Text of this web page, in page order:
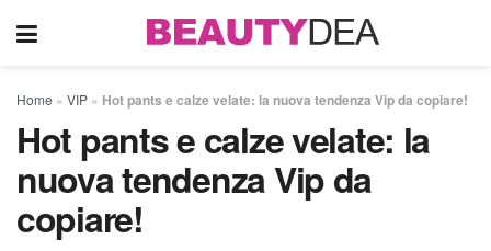
Home » VIP » Hot pants e calze velate: la nuova tendenza Vip da copiare!
Hot pants e calze velate: la
nuova tendenza Vip da
copiare!